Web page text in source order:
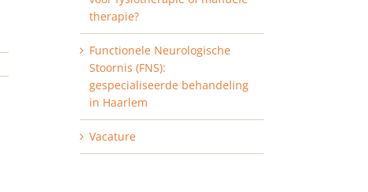
therapie?
Functionele Neurologische
Stoornis (FNS):
gespecialiseerde behandeling
in Haarlem
Vacature